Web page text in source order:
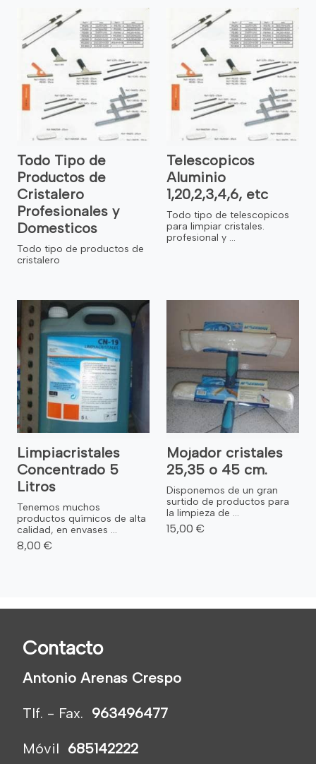
Todo Tipo de
Productos de
Cristalero
Profesionales y
Domesticos
Todo tipo de productos de
cristalero
Telescopicos
Aluminio
1,20,2,3,4,6, etc
Todo tipo de telescopicos
para limpiar cristales.
profesional y ...
Limpiacristales
Concentrado 5
Litros
Tenemos muchos
productos químicos de alta
calidad, en envases ...
8,00 €
Mojador cristales
25,35 o 45 cm.
Disponemos de un gran
surtido de productos para
la limpieza de ...
15,00 €
Contacto
Antonio Arenas Crespo
Tlf. - Fax. 963496477
Móvil 685142222